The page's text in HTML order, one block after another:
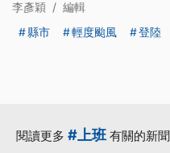
李彥穎 / 編輯
縣市
輕度颱風 登陸
閱讀更多 #上班有關的新聞